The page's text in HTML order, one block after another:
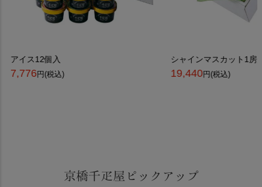
アイス12個入
7,776円(税込)
シャインマスカット1房
19,440円(税込)
京橋千疋屋ピックアップ